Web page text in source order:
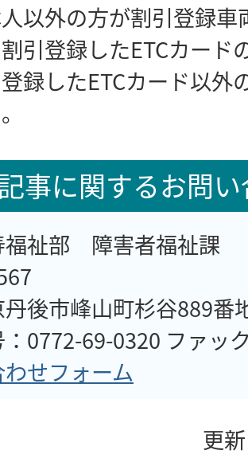
以外の方が割引登録車
引登録したETCカード
録したETCカード以外
事に関するお問
福祉部 障害者福祉課
後市峰山町杉谷889番
0772-69-0320 ファッ
せフォーム
更